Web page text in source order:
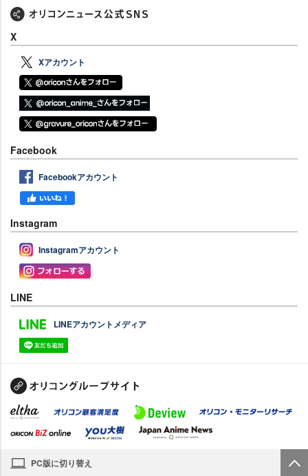
X
Xアカウント
Facebook
Facebookアカウント
Instagram
Instagramアカウント
LINE
LINEアカウントメディア
PC版に切り替え